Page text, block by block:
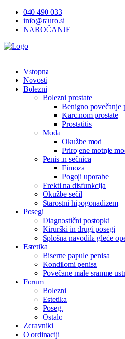
vsebino
040 490 033
info@tauro.si
NAROČANJE
Vstopna
Novosti
Bolezni
Bolezni prostate
Benigno povečanje
Karcinom prostate
Prostatitis
Moda
Okužbe mod
Prirojene motnje
Penis in sečnica
Fimoza
Pogoji uporabe
Erektilna disfunkcija
Okužbe sečil
Starostni hipogonadizem
Posegi
Diagnostični postopki
Kirurški in drugi posegi
Splošna navodila glede
Estetika
Biserne papule penisa
Kondilomi penisa
Povečane male sramne
Forum
Bolezni
Estetika
Posegi
Ostalo
Zdravniki
O ordinaciji